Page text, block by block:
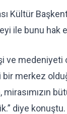
Kültür
ile bunu hak
ve
bir merkez
diye konuştu.